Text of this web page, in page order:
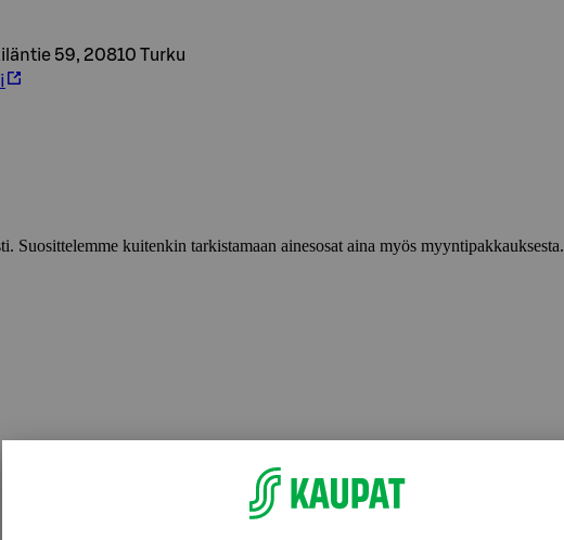
59, 20810 Turku
Suosittelemme kuitenkin tarkistamaan ainesosat aina myös myyntipakkauksesta.